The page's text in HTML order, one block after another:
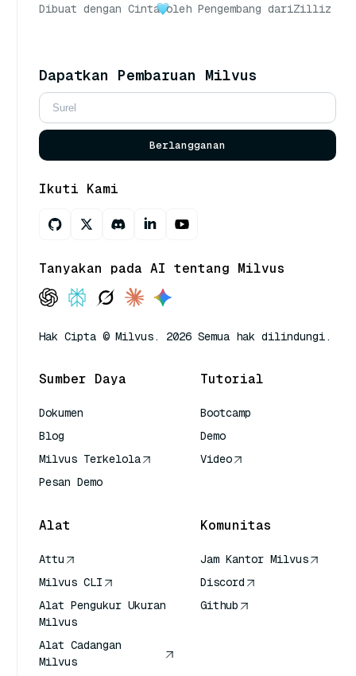
Dibuat dengan Cinta oleh Pengembang dariZilliz
Dapatkan Pembaruan Milvus
Berlangganan
Ikuti Kami
Tanyakan pada AI tentang Milvus
Hak Cipta © Milvus. 2026 Semua hak dilindungi.
Sumber Daya
Dokumen
Blog
Milvus Terkelola
Pesan Demo
Tutorial
Bootcamp
Demo
Video
Alat
Attu
Milvus CLI
Alat Pengukur Ukuran
Milvus
Alat Cadangan
Milvus
Komunitas
Jam Kantor Milvus
Discord
Github